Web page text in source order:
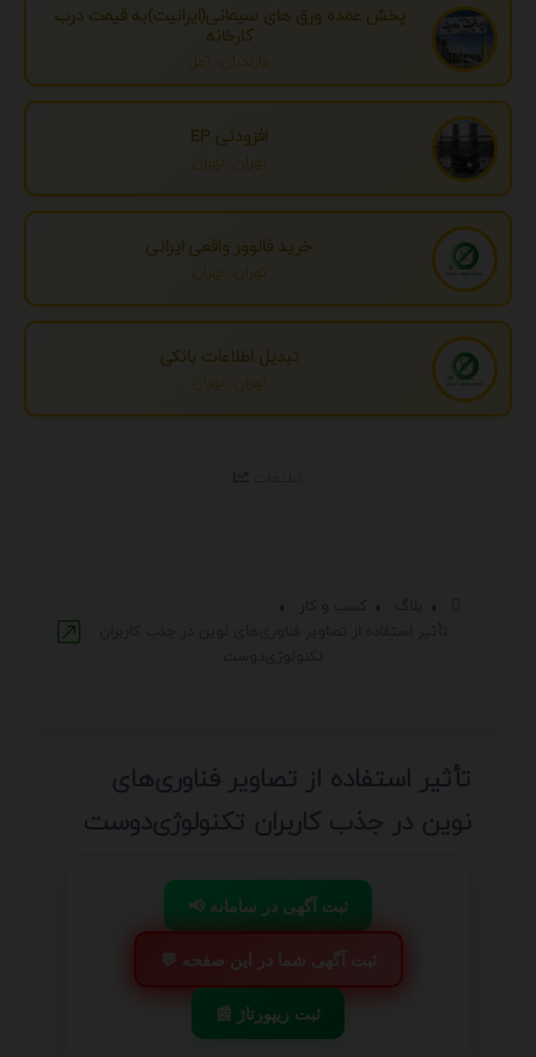
پخش عمده ورق های سیمانی(ایرانیت)به قیمت درب
کارخانه
مازندران، آمل
افزودنی EP
تهران، تهران
خرید فالوور واقعی ایرانی
تهران، تهران
تبدیل اطلاعات بانکی
تهران، تهران
تأثیر استفاده از تصاویر فناوری‌های
نوین در جذب کاربران تکنولوژی‌دوست
📢 ثبت آگهی در سامانه
💬 ثبت آگهی شما در این صفحه
📰 ثبت ریپورتاژ